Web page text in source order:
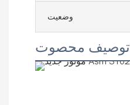
وضعیت
توصیف محصوت